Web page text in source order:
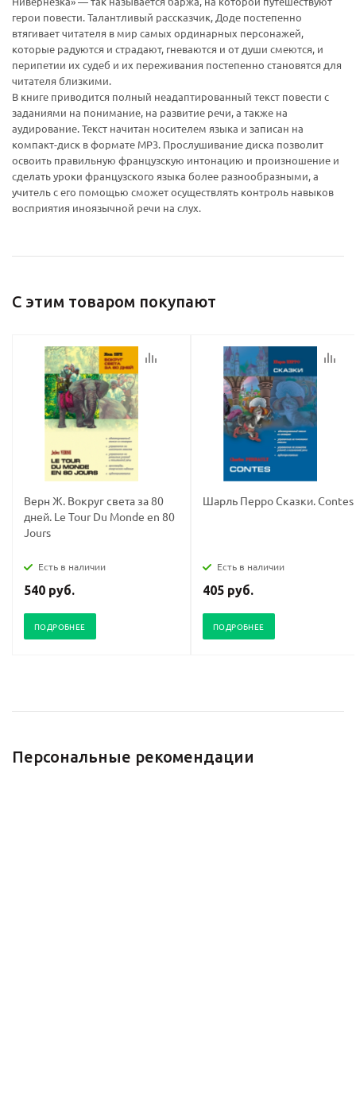
герои повести. Талантливый рассказчик, Доде постепенно
втягивает читателя в мир самых ординарных персонажей,
которые радуются и страдают, гневаются и от души смеются, и
перипетии их судеб и их переживания постепенно становятся для
читателя близкими.
В книге приводится полный неадаптированный текст повести с
заданиями на понимание, на развитие речи, а также на
аудирование. Текст начитан носителем языка и записан на
компакт-диск в формате МР3. Прослушивание диска позволит
освоить правильную французскую интонацию и произношение и
сделать уроки французского языка более разнообразными, а
учитель с его помощью сможет осуществлять контроль навыков
восприятия иноязычной речи на слух.
С этим товаром покупают
Верн Ж. Вокруг света за 80
дней. Le Tour Du Monde en 80
Jours
Есть в наличии
540 руб.
ПОДРОБНЕЕ
Шарль Перро Сказки. Contes
Есть в наличии
405 руб.
ПОДРОБНЕЕ
Персональные рекомендации
Ваш E-mail:
политикой
конфидициальности
Ваш E-mail:
политикой
конфидициальности